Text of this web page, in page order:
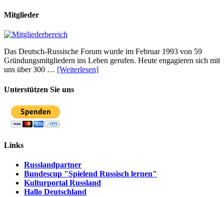
Mitglieder
Das Deutsch-Russische Forum wurde im Februar 1993 von 59
Gründungsmitgliedern ins Leben gerufen. Heute engagieren sich mit
uns über 300 … [Weiterlesen]
Unterstützen Sie uns
Links
Russlandpartner
Bundescup "Spielend Russisch lernen"
Kulturportal Russland
Hallo Deutschland